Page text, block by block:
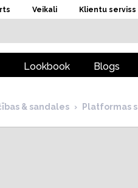
Veikali Klientu serviss
Lookbook Blogs
& sandales › Platformas